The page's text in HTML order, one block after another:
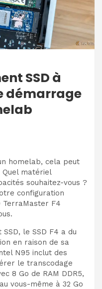
SSD à
démarrage
homelab, cela peut
matériel
souhaitez-vous ?
configuration
TerraMaster F4
le SSD F4 a du
en raison de sa
N95 inclut des
le transcodage
8 Go de RAM DDR5,
vous-même à 32 Go